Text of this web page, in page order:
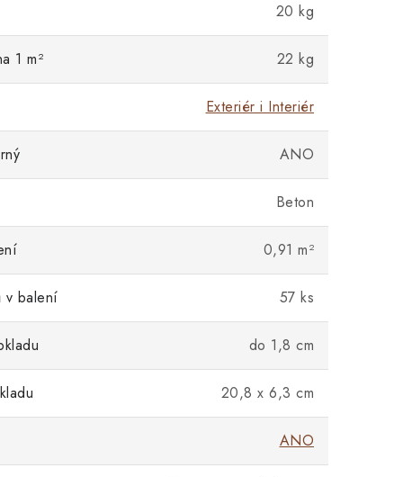
20 kg
1 m² 22 kg
Exteriér i Interiér
ANO
Beton
0,91 m²
v balení 57 ks
do 1,8 cm
20,8 x 6,3 cm
ANO